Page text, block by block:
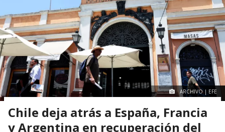
ARCHIVO | EFE
Chile deja atrás a España, Francia
y Argentina en recuperación del